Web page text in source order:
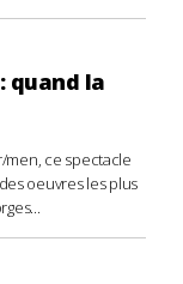
quand la
men, ce spectacle
oeuvres les plus